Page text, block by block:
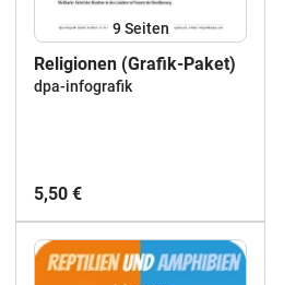
9Seiten
Religionen (Grafik-Paket)
dpa-infografik
5,50 €